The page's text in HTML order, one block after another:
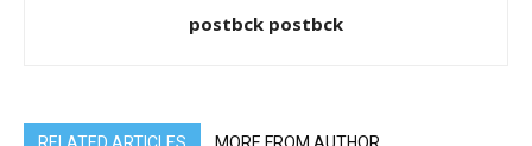
postbck postbck